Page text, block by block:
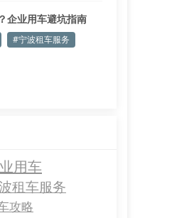
企业用车避坑指南
#宁波租车服务
用车
租车服务
攻略